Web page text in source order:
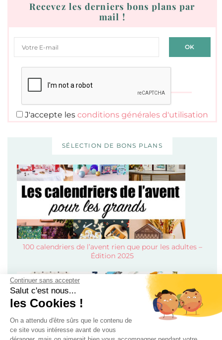
Continuer sans accepter
Salut c'est nous...
les Cookies !
On a attendu d'être sûrs que le contenu de
ce site vous intéresse avant de vous
Recevez les derniers bons plans par
mail !
J'accepte les conditions générales d'utilisation
SÉLECTION DE BONS PLANS
100 calendriers de l’avent rien que pour les adultes –
Édition 2025